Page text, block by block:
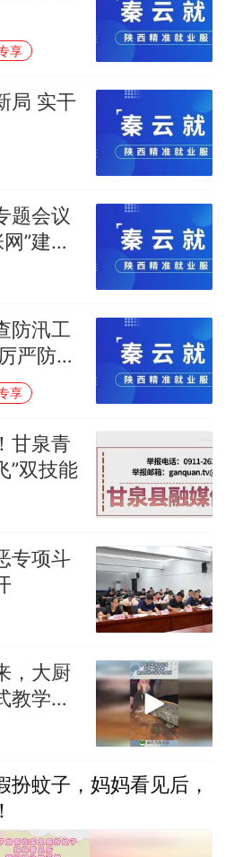
享
局 实干
题会议
”建设
划实施
质量发
基础积
防汛工
严防松
保全市
享
甘泉青
”双技能
专项斗
，大厨
教学新
扮蚊子，妈妈看见后，